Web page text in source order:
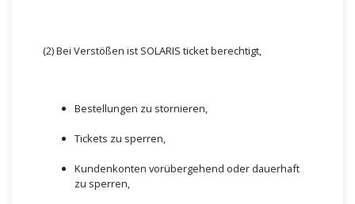
(2) Bei Verstößen ist SOLARIS ticket berechtigt,
Bestellungen zu stornieren,
Tickets zu sperren,
Kundenkonten vorübergehend oder dauerhaft
zu sperren,